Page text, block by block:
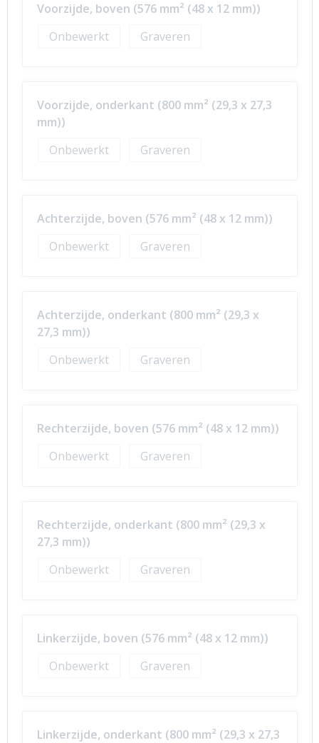
Voorzijde, boven (576 mm² (48 x 12 mm))
Onbewerkt
Graveren
Voorzijde, onderkant (800 mm² (29,3 x 27,3
mm))
Onbewerkt
Graveren
Achterzijde, boven (576 mm² (48 x 12 mm))
Onbewerkt
Graveren
Achterzijde, onderkant (800 mm² (29,3 x
27,3 mm))
Onbewerkt
Graveren
Rechterzijde, boven (576 mm² (48 x 12 mm))
Onbewerkt
Graveren
Rechterzijde, onderkant (800 mm² (29,3 x
27,3 mm))
Onbewerkt
Graveren
Linkerzijde, boven (576 mm² (48 x 12 mm))
Onbewerkt
Graveren
Linkerzijde, onderkant (800 mm² (29,3 x 27,3